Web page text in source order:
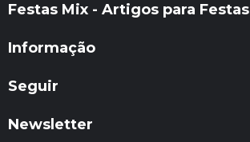
Festas Mix - Artigos para Festas
Informação
Seguir
Newsletter